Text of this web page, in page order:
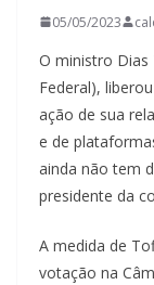
05/05/2023
O ministro Dias
Federal),
ação de sua
e de
ainda não tem
presidente da
A medida de
votação na